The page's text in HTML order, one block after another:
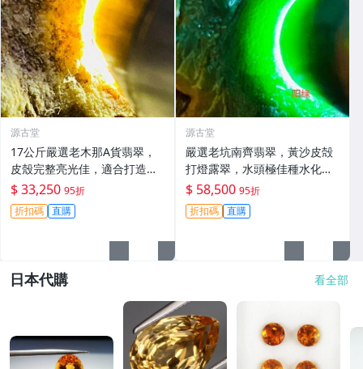
源古堂
17公斤嚴選老木那A貨翡翠，
皮殼完整亮光佳，適合打造精
品手鐲#翡翠 #老木那 #A貨翡
翠
$ 33,250 95折
折扣碼 直購
源古堂
嚴選老坑南齊翡翠，黃沙皮殻
打燈露翠，水頭極佳種水化
開，形體端正壓手感強，起貨
率高色辣色陽 滿色滿綠 直接收
藏 翡翠 翡翠玉石 A貨翡翠
$ 58,500 95折
折扣碼 直購
日本代購 看全部